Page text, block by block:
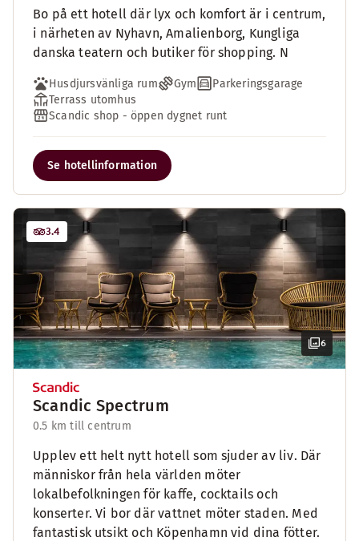
Bo på ett hotell där lyx och komfort är i centrum,
i närheten av Nyhavn, Amalienborg, Kungliga
danska teatern och butiker för shopping. N
Husdjursvänliga rum Gym
Parkeringsgarage
Terrass utomhus
Scandic shop - öppen dygnet runt
Se hotellinformation
6
3.4
Scandic Spectrum
0.5 km till centrum
Upplev ett helt nytt hotell som sjuder av liv. Där
människor från hela världen möter
lokalbefolkningen för kaffe, cocktails och
konserter. Vi bor där vattnet möter staden. Med
fantastisk utsikt och Köpenhamn vid dina fötter.